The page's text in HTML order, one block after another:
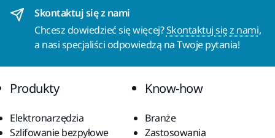
Skontaktuj się z nami
Chcesz dowiedzieć się więcej?Skontaktuj się z nami,
a nasi specjaliści odpowiedzą na Twoje pytania!
Produkty
Elektronarzędzia
Szlifowanie bezpyłowe
Know-how
Branże
Zastosowania